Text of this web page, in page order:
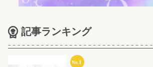
記事ランキング